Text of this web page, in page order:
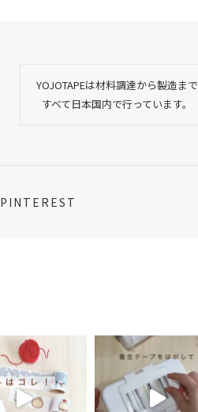
YOJOTAPEは材料調達から製造まで
すべて日本国内で行っています。
PINTEREST